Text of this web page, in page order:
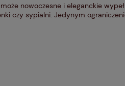
nowoczesne i eleganckie
czy sypialni. Jedynym